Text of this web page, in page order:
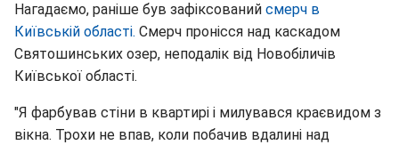
Нагадаємо, раніше був зафіксований смерч в
Київській області. Смерч пронісся над каскадом
Святошинських озер, неподалік від Новобіличів
Київської області.
"Я фарбував стіни в квартирі і милувався краєвидом з
вікна. Трохи не впав, коли побачив вдалині над